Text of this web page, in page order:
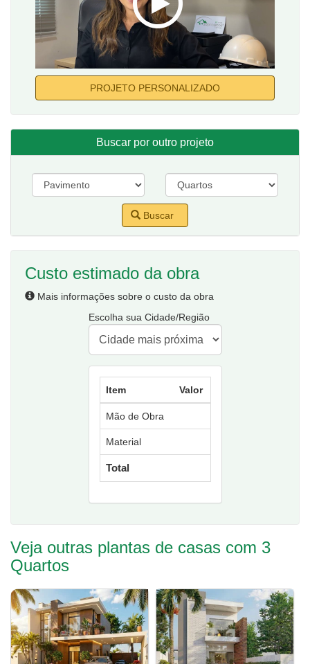
PROJETO PERSONALIZADO
Buscar por outro projeto
Buscar
Custo estimado da obra
Mais informações sobre o custo da obra
Escolha sua Cidade/Região
Item Valor
Mão de Obra
Material
Total
Veja outras plantas de casas com 3
Quartos